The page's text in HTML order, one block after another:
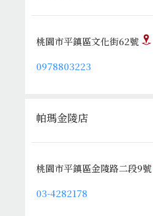
桃園市平鎮區文化街62號
0978803223
帕瑪金陵店
桃園市平鎮區金陵路二段9號
03-4282178